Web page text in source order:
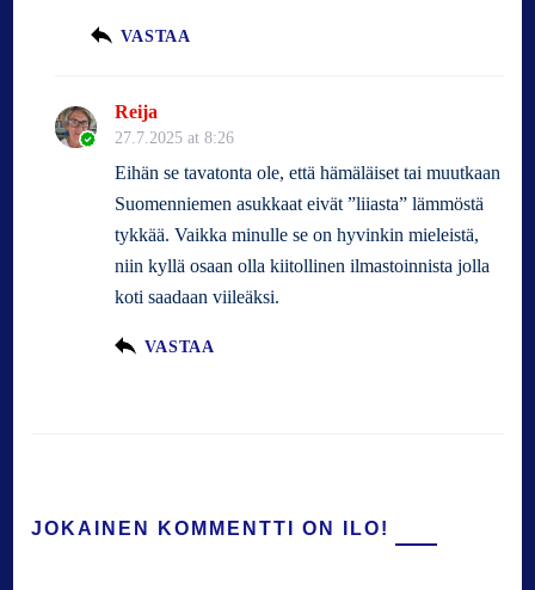
VASTAA
Reija
27.7.2025 at 8:26
Eihän se tavatonta ole, että hämäläiset tai muutkaan
Suomenniemen asukkaat eivät ”liiasta” lämmöstä
tykkää. Vaikka minulle se on hyvinkin mieleistä,
niin kyllä osaan olla kiitollinen ilmastoinnista jolla
koti saadaan viileäksi.
VASTAA
JOKAINEN KOMMENTTI ON ILO!